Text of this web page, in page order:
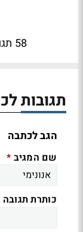
58 תגובות
תגובות
הגב לכתבה
שם המגיב *
כותרת תגובה